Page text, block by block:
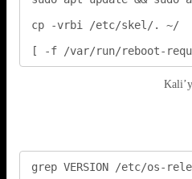
cp -vrbi /etc/skel/. ~/
[ -f /var/run/reboot-
grep VERSION /etc/os-